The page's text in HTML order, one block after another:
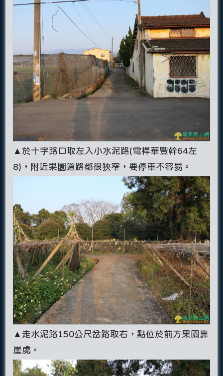
▲於十字路口取左入小水泥路(電桿華豐幹64左
8)，附近果園道路都很狹窄，要停車不容易。
▲走水泥路150公尺岔路取右，點位於前方果園靠
崖處。